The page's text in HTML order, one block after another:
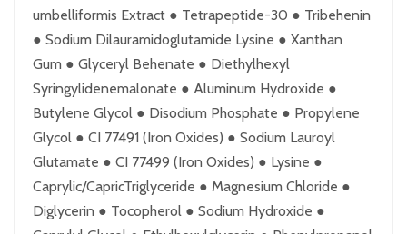
umbelliformis Extract ● Tetrapeptide-30 ● Tribehenin
● Sodium Dilauramidoglutamide Lysine ● Xanthan
Gum ● Glyceryl Behenate ● Diethylhexyl
Syringylidenemalonate ● Aluminum Hydroxide ●
Butylene Glycol ● Disodium Phosphate ● Propylene
Glycol ● CI 77491 (Iron Oxides) ● Sodium Lauroyl
Glutamate ● CI 77499 (Iron Oxides) ● Lysine ●
Caprylic/CapricTriglyceride ● Magnesium Chloride ●
Diglycerin ● Tocopherol ● Sodium Hydroxide ●